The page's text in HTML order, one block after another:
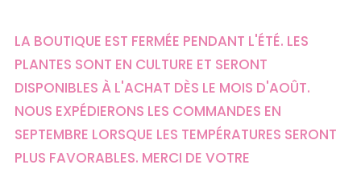
LA BOUTIQUE EST FERMÉE PENDANT L'ÉTÉ. LES
PLANTES SONT EN CULTURE ET SERONT
DISPONIBLES À L'ACHAT DÈS LE MOIS D'AOÛT.
NOUS EXPÉDIERONS LES COMMANDES EN
SEPTEMBRE LORSQUE LES TEMPÉRATURES SERONT
PLUS FAVORABLES. MERCI DE VOTRE